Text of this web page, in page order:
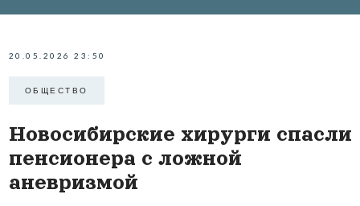
20.05.2026 23:50
ОБЩЕСТВО
Новосибирские хирурги спасли
пенсионера с ложной
аневризмой